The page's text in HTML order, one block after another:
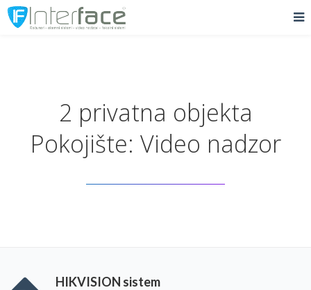
2 privatna objekta
Pokojište: Video nadzor
HIKVISION sistem